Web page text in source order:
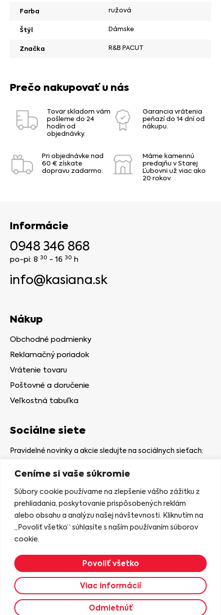
Ceníme si vaše súkromie
Súbory cookie používame na zlepšenie vášho zážitku z
prehliadania, poskytovanie prispôsobených reklám
alebo obsahu a analýzu našej návštevnosti. Kliknutím na
„Povoliť všetko“ súhlasíte s naším používaním súborov
cookie.
Viac informácií
Odmietnúť
Povoliť všetko
Farba ružová
Štýl Dámske
Značka R&B PACUT
Prečo nakupovať u nás
Tovar skladom vám
pošleme do 24
hodín od
objednávky.
Garancia vrátenia
peňazí do 14 dní od
nákupu.
Pri objednávke nad
60 € získate
dopravu zadarmo.
Máme kamennú
predajňu v Starej
Ľubovni už viac ako
20 rokov.
Informácie
0948 346 868
po-pi: 8 30 - 16 30 h
info@kasiana.sk
Nákup
Obchodné podmienky
Reklamačný poriadok
Vrátenie tovaru
Poštovné a doručenie
Veľkostná tabuľka
Sociálne siete
Pravidelné novinky a akcie sledujte na sociálnych sieťach:
Kamenná predajňa
Nám. gen. Štefaníka 7
06401 Stará Ľubovňa
Zobraziť na mape
2023 © KASIANA